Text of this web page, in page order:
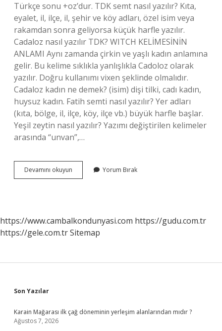
Türkçe sonu +oz’dur. TDK semt nasıl yazılır? Kıta,
eyalet, il, ilçe, il, şehir ve köy adları, özel isim veya
rakamdan sonra geliyorsa küçük harfle yazılır.
Cadaloz nasıl yazılır TDK? WITCH KELİMESİNİN
ANLAMI Aynı zamanda çirkin ve yaşlı kadın anlamına
gelir. Bu kelime sıklıkla yanlışlıkla Cadoloz olarak
yazılır. Doğru kullanımı vixen şeklinde olmalıdır.
Cadaloz kadın ne demek? (isim) dişi tilki, cadı kadın,
huysuz kadın. Fatih semti nasıl yazılır? Yer adları
(kıta, bölge, il, ilçe, köy, ilçe vb.) büyük harfle başlar.
Yeşil zeytin nasıl yazılır? Yazımı değiştirilen kelimeler
arasında “unvan”,…
Devamını okuyun Cadaloz
Nasil
Yorum Bırak
https://www.cambalkondunyasi.com https://gudu.com.tr
https://gele.com.trSitemap
Sidebar
Son Yazılar
Karain Mağarası ilk çağ döneminin yerleşim alanlarından mıdır ?
Ağustos 7, 2026